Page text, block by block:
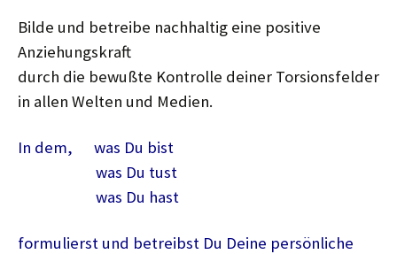
Bilde und betreibe nachhaltig eine positive
Anziehungskraft
durch die bewußte Kontrolle deiner Torsionsfelder
in allen Welten und Medien.
In dem, was Du bist
was Du tust
was Du hast
formulierst und betreibst Du Deine persönliche